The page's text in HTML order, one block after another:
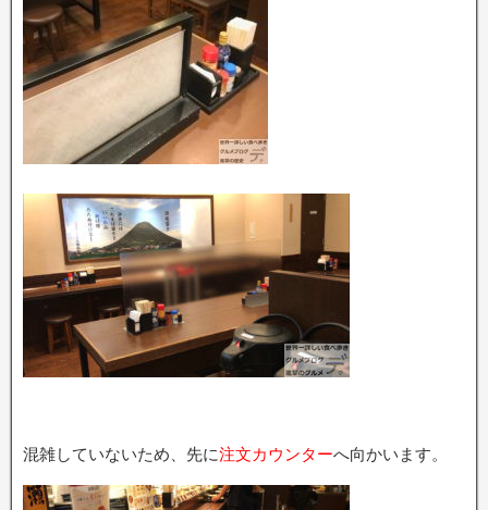
混雑していないため、先に注文カウンターへ向かいます。